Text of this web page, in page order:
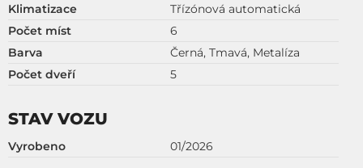
Klimatizace
Třízónová automatická
Počet míst
6
Barva
Černá, Tmavá, Metalíza
Počet dveří
5
STAV VOZU
Vyrobeno 01/2026